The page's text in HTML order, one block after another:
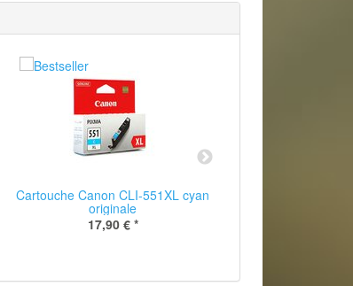
Cartouche Canon CLI-551XL cyan
originale
17,90 € *